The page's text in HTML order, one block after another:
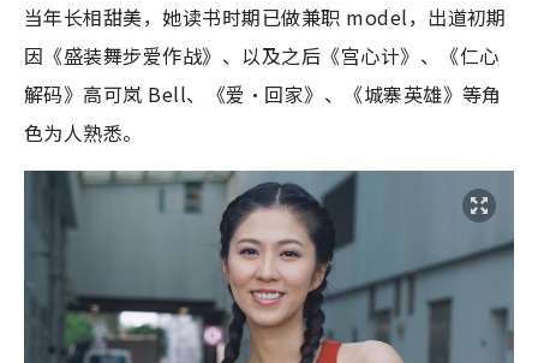
当年长相甜美，她读书时期已做兼职 model，出道初期
因《盛装舞步爱作战》、以及之后《宫心计》、《仁心
解码》高可岚 Bell、《爱·回家》、《城寨英雄》等角
色为人熟悉。